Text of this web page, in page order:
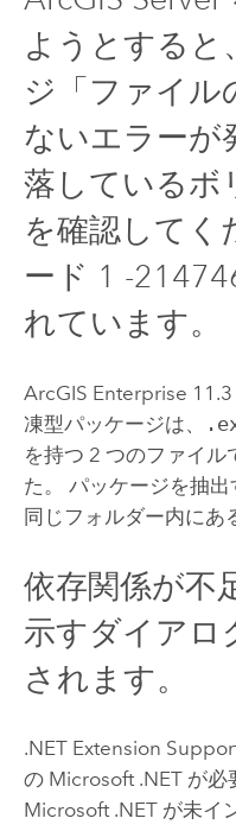
ようとすると
ジ「ファイル
ないエラーが
落しているボ
を確認してく
ード 1 -
れています。
ArcGIS Enterprise 11.3
凍型パッケージは、
を持つ 2 つのファイ
た。 パッケージを抽
同じフォルダー内にあ
依存関係が不
示すダイアロ
されます。
.NET Extension
の Microsoft .NET が
Microsoft .NET が未イ